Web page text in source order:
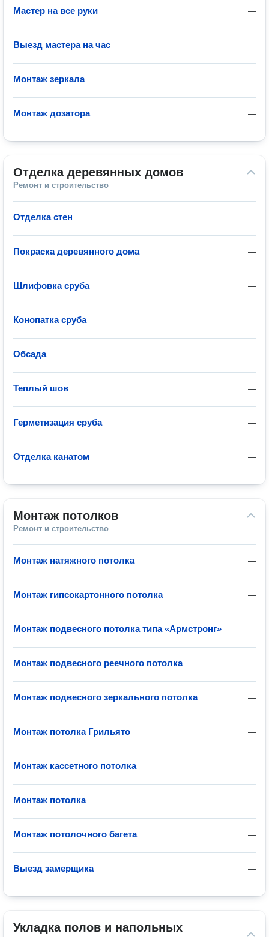
—
Мастер на все руки
—
Выезд мастера на час
—
Монтаж зеркала
—
Монтаж дозатора
Отделка деревянных домов
Ремонт и строительство
—
Отделка стен
—
Покраска деревянного дома
—
Шлифовка сруба
—
Конопатка сруба
—
Обсада
—
Теплый шов
—
Герметизация сруба
—
Отделка канатом
Монтаж потолков
Ремонт и строительство
—
Монтаж натяжного потолка
—
Монтаж гипсокартонного потолка
—
Монтаж подвесного потолка типа «Армстронг»
—
Монтаж подвесного реечного потолка
—
Монтаж подвесного зеркального потолка
—
Монтаж потолка Грильято
—
Монтаж кассетного потолка
—
Монтаж потолка
—
Монтаж потолочного багета
—
Выезд замерщика
Укладка полов и напольных